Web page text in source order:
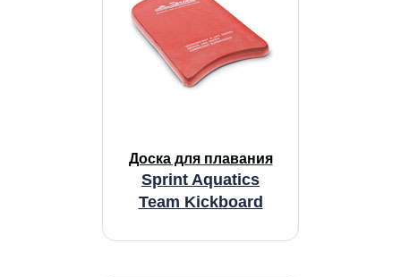
Доска для плавания
Sprint Aquatics
Team Kickboard